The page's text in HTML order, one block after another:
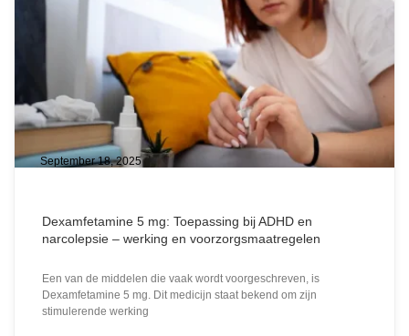
Dexamfetamine 5 mg: Toepassing bij ADHD en
narcolepsie – werking en voorzorgsmaatregelen
Een van de middelen die vaak wordt voorgeschreven, is
Dexamfetamine 5 mg. Dit medicijn staat bekend om zijn
stimulerende werking
September 18, 2025